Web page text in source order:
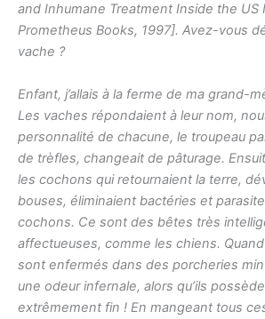
and Inhumane Treatment Inside the US
Prometheus Books, 1997]. Avez-vous
vache ?
Enfant, j’allais à la ferme de ma grand-
Les vaches répondaient à leur nom,
personnalité de chacune, le troupeau
de trèfles, changeait de pâturage.
les cochons qui retournaient la terre,
bouses, éliminaient bactéries et
cochons. Ce sont des bêtes très
affectueuses, comme les chiens. Quand
sont enfermés dans des porcheries
une odeur infernale, alors qu’ils
extrêmement fin ! En mangeant tous